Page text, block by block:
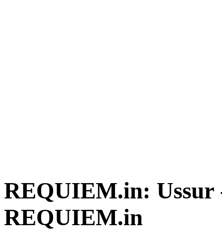
REQUIEM.in:
REQUIEM.in